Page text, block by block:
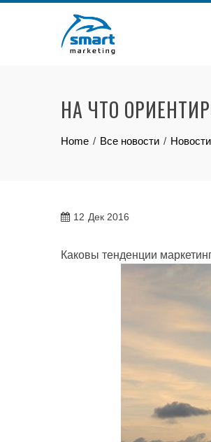
НА ЧТО
Home Все новости
12 Дек 2016
Каковы тенденции